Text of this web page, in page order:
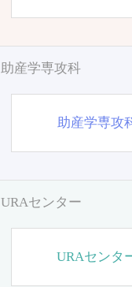
助産学専攻科
助産学専攻
URAセンター
URAセンタ